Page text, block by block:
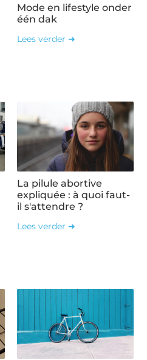
Mode en lifestyle onder
één dak
Lees verder ➜
La pilule abortive
expliquée : à quoi faut-
il s'attendre ?
Lees verder ➜